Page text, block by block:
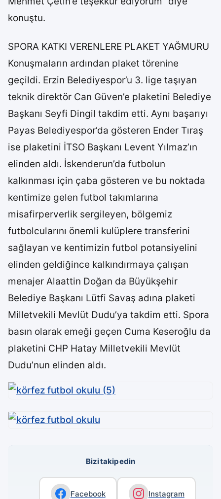
konuştu.
SPORA KATKI VERENLERE PLAKET YAĞMURU
Konuşmaların ardından plaket törenine
geçildi. Erzin Belediyespor’u 3. lige taşıyan
teknik direktör Can Güven’e plaketini Belediye
Başkanı Seyfi Dingil takdim etti. Aynı başarıyı
Payas Belediyespor’da gösteren Ender Tıraş
ise plaketini İTSO Başkanı Levent Yılmaz’ın
elinden aldı. İskenderun’da futbolun
kalkınması için çaba gösteren ve bu noktada
kentimize gelen futbol takımlarına
misafirperverlik sergileyen, bölgemiz
futbolcularını önemli kulüplere transferini
sağlayan ve kentimizin futbol potansiyelini
elinden geldiğince kalkındırmaya çalışan
menajer Alaattin Doğan da Büyükşehir
Belediye Başkanı Lütfi Savaş adına plaketi
Milletvekili Mevlüt Dudu’ya takdim etti. Spora
basın olarak emeği geçen Cuma Keseroğlu da
plaketini CHP Hatay Milletvekili Mevlüt
Dudu’nun elinden aldı.
Bizi takip edin
Facebook Instagram